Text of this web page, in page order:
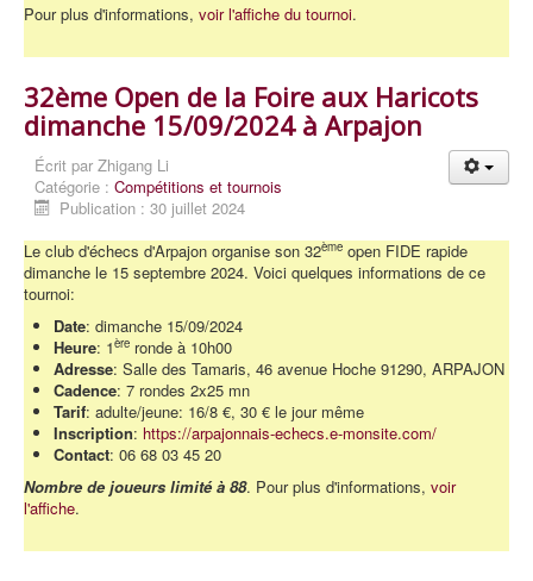
Pour plus d'informations, voir l'affiche du tournoi.
32ème Open de la Foire aux Haricots
dimanche 15/09/2024 à Arpajon
Écrit par Zhigang Li
Catégorie : Compétitions et tournois
Publication : 30 juillet 2024
Le club d'échecs d'Arpajon organise son 32ème open FIDE rapide
dimanche le 15 septembre 2024. Voici quelques informations de ce
tournoi:
Date: dimanche 15/09/2024
Heure: 1ère ronde à 10h00
Adresse: Salle des Tamaris, 46 avenue Hoche 91290, ARPAJON
Cadence: 7 rondes 2x25 mn
Tarif: adulte/jeune: 16/8 €, 30 € le jour même
Inscription: https://arpajonnais-echecs.e-monsite.com/
Contact: 06 68 03 45 20
Nombre de joueurs limité à 88. Pour plus d'informations, voir
l'affiche.